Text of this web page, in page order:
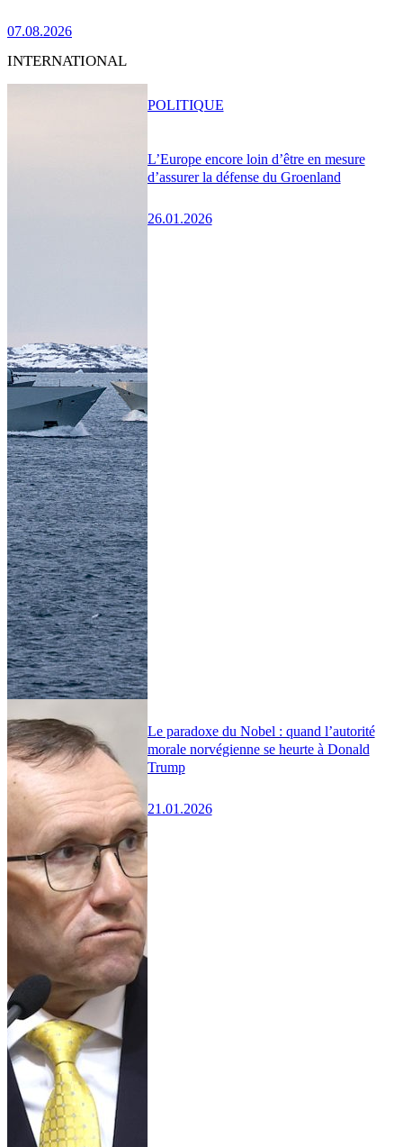
07.08.2026
INTERNATIONAL
L’Europe encore loin d’être en mesure
d’assurer la défense du Groenland
26.01.2026
POLITIQUE
Le paradoxe du Nobel : quand l’autorité
morale norvégienne se heurte à Donald
Trump
21.01.2026